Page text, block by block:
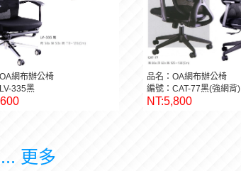
網布辦公椅
335黑
品名：OA網布辦公椅
編號：CAT-77黑(強網背)
NT:5,800
... 更多